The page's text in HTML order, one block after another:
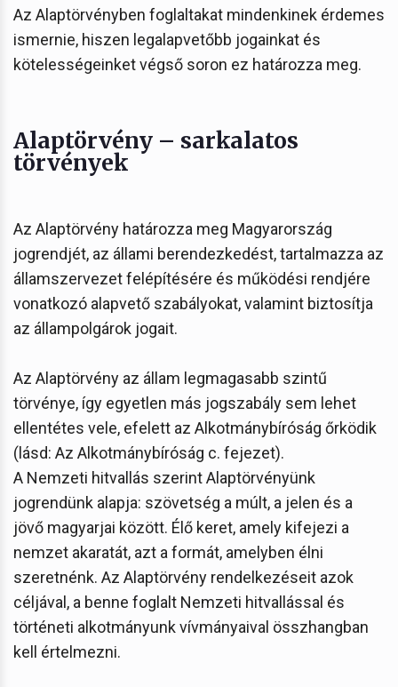
Az Alaptörvényben foglaltakat mindenkinek érdemes
ismernie, hiszen legalapvetőbb jogainkat és
kötelességeinket végső soron ez határozza meg.
Alaptörvény – sarkalatos
törvények
Az Alaptörvény határozza meg Magyarország
jogrendjét, az állami berendezkedést, tartalmazza az
államszervezet felépítésére és működési rendjére
vonatkozó alapvető szabályokat, valamint biztosítja
az állampolgárok jogait.
Az Alaptörvény az állam legmagasabb szintű
törvénye, így egyetlen más jogszabály sem lehet
ellentétes vele, efelett az Alkotmánybíróság őrködik
(lásd: Az Alkotmánybíróság c. fejezet).
A Nemzeti hitvallás szerint Alaptörvényünk
jogrendünk alapja: szövetség a múlt, a jelen és a
jövő magyarjai között. Élő keret, amely kifejezi a
nemzet akaratát, azt a formát, amelyben élni
szeretnénk. Az Alaptörvény rendelkezéseit azok
céljával, a benne foglalt Nemzeti hitvallással és
történeti alkotmányunk vívmányaival összhangban
kell értelmezni.